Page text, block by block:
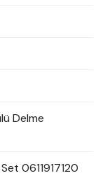
Delme
0611917120